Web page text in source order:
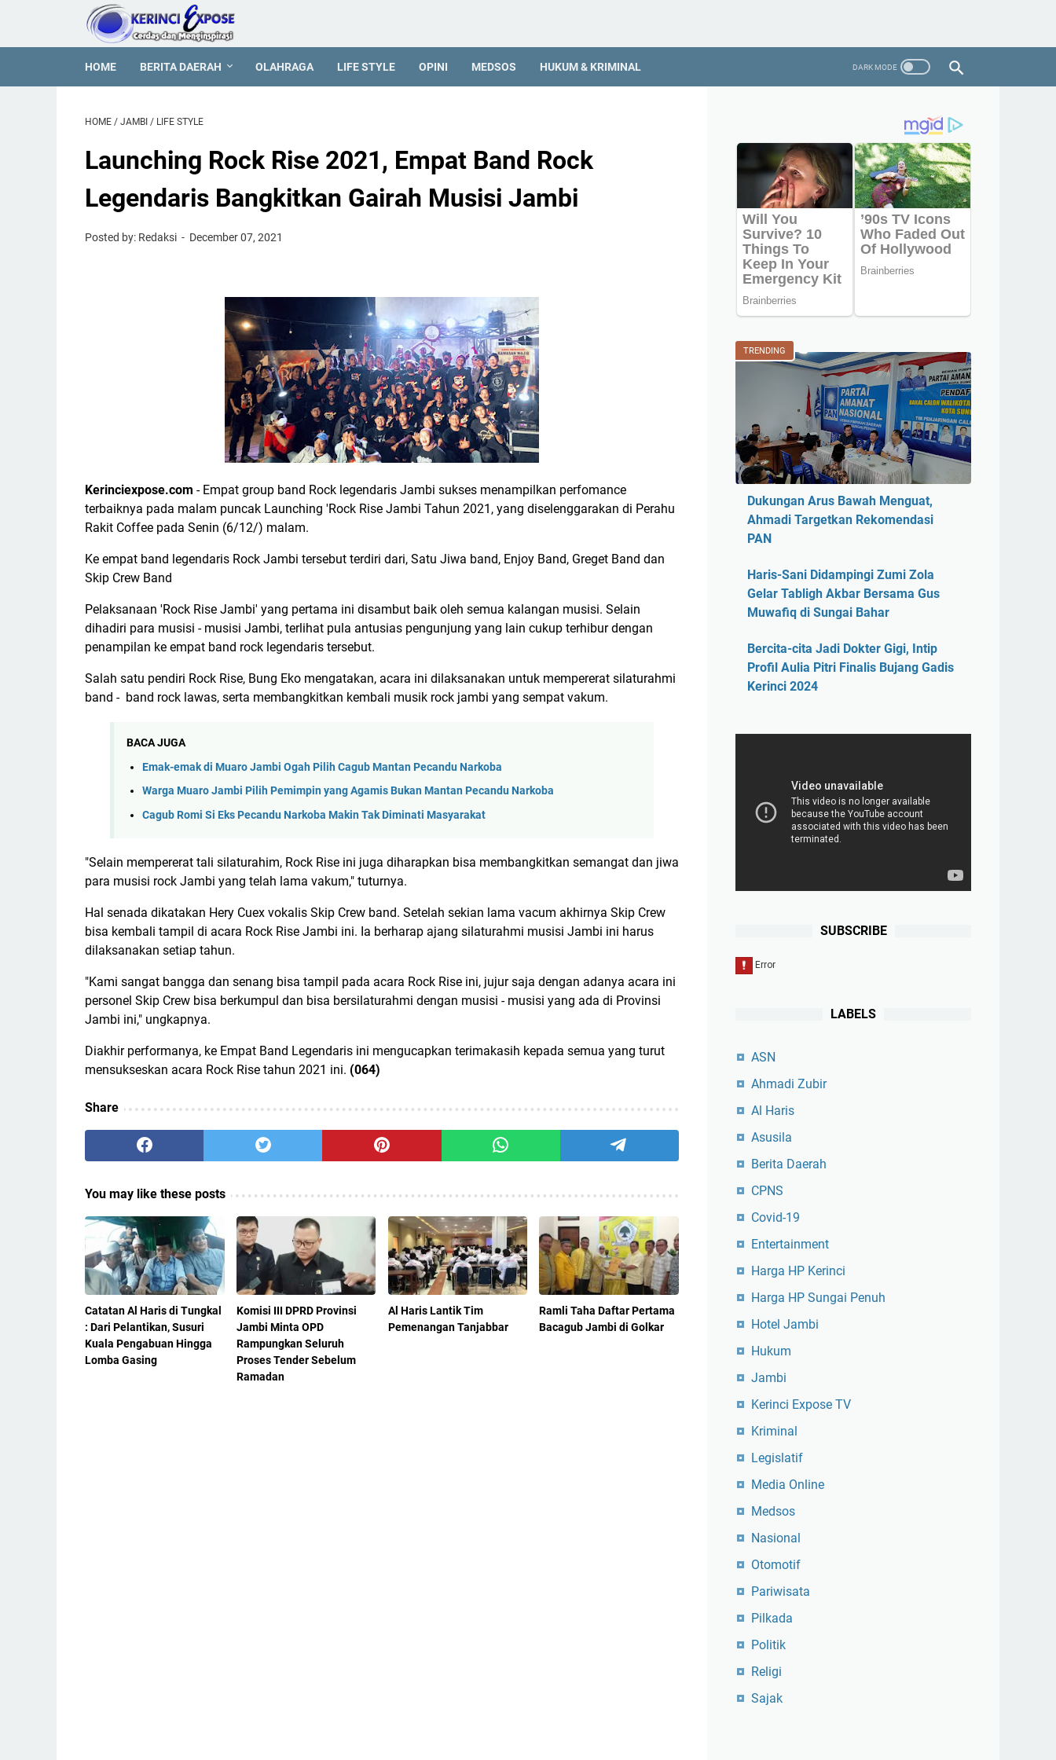
HOME BERITA DAERAH OLAHRAGA LIFE STYLE OPINI MEDSOS HUKUM & KRIMINAL
HOME / JAMBI / LIFE STYLE
Launching Rock Rise 2021, Empat Band Rock
Legendaris Bangkitkan Gairah Musisi Jambi
Posted by: Redaksi December 07, 2021
Kerinciexpose.com - Empat group band Rock legendaris Jambi sukses menampilkan perfomance
terbaiknya pada malam puncak Launching 'Rock Rise Jambi Tahun 2021, yang diselenggarakan di Perahu
Rakit Coffee pada Senin (6/12/) malam.
Ke empat band legendaris Rock Jambi tersebut terdiri dari, Satu Jiwa band, Enjoy Band, Greget Band dan
Skip Crew Band
Pelaksanaan 'Rock Rise Jambi' yang pertama ini disambut baik oleh semua kalangan musisi. Selain
dihadiri para musisi - musisi Jambi, terlihat pula antusias pengunjung yang lain cukup terhibur dengan
penampilan ke empat band rock legendaris tersebut.
Salah satu pendiri Rock Rise, Bung Eko mengatakan, acara ini dilaksanakan untuk mempererat silaturahmi
band - band rock lawas, serta membangkitkan kembali musik rock jambi yang sempat vakum.
BACA JUGA
Emak-emak di Muaro Jambi Ogah Pilih Cagub Mantan Pecandu Narkoba
Warga Muaro Jambi Pilih Pemimpin yang Agamis Bukan Mantan Pecandu Narkoba
Cagub Romi Si Eks Pecandu Narkoba Makin Tak Diminati Masyarakat
"Selain mempererat tali silaturahim, Rock Rise ini juga diharapkan bisa membangkitkan semangat dan jiwa
para musisi rock Jambi yang telah lama vakum," tuturnya.
Hal senada dikatakan Hery Cuex vokalis Skip Crew band. Setelah sekian lama vacum akhirnya Skip Crew
bisa kembali tampil di acara Rock Rise Jambi ini. Ia berharap ajang silaturahmi musisi Jambi ini harus
dilaksanakan setiap tahun.
"Kami sangat bangga dan senang bisa tampil pada acara Rock Rise ini, jujur saja dengan adanya acara ini
personel Skip Crew bisa berkumpul dan bisa bersilaturahmi dengan musisi - musisi yang ada di Provinsi
Jambi ini," ungkapnya.
Diakhir performanya, ke Empat Band Legendaris ini mengucapkan terimakasih kepada semua yang turut
mensukseskan acara Rock Rise tahun 2021 ini. (064)
Share
You may like these posts
Catatan Al Haris di Tungkal
: Dari Pelantikan, Susuri
Kuala Pengabuan Hingga
Lomba Gasing
Komisi III DPRD Provinsi
Jambi Minta OPD
Rampungkan Seluruh
Proses Tender Sebelum
Ramadan
Al Haris Lantik Tim
Pemenangan Tanjabbar
Ramli Taha Daftar Pertama
Bacagub Jambi di Golkar
TRENDING
Dukungan Arus Bawah Menguat,
Ahmadi Targetkan Rekomendasi
PAN
Haris-Sani Didampingi Zumi Zola
Gelar Tabligh Akbar Bersama Gus
Muwafiq di Sungai Bahar
Bercita-cita Jadi Dokter Gigi, Intip
Profil Aulia Pitri Finalis Bujang Gadis
Kerinci 2024
SUBSCRIBE
LABELS
ASN
Ahmadi Zubir
Al Haris
Asusila
Berita Daerah
CPNS
Covid-19
Entertainment
Harga HP Kerinci
Harga HP Sungai Penuh
Hotel Jambi
Hukum
Jambi
Kerinci Expose TV
Kriminal
Legislatif
Media Online
Medsos
Nasional
Otomotif
Pariwisata
Pilkada
Politik
Religi
Sajak